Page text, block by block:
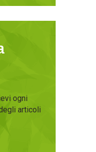
ogni
articoli